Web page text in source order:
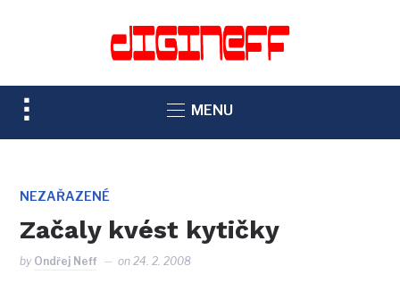
TOGGLE
SIDEBAR
NAVIGATION
MENU
NEZAŘAZENÉ
Začaly kvést kytičky
by Ondřej Neff on24. 2. 2008